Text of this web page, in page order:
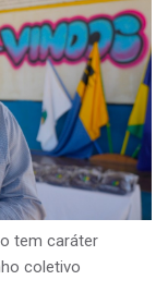
tem caráter
coletivo